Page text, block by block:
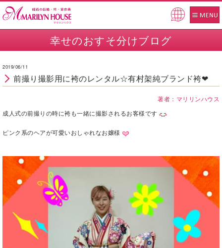
幸せのおすそ分けブログ
2019/06/11
前撮り撮影用に袴のレンタル☆有村架純ブランド袴❤
著者：マリリンハウス
成人式の前撮りの時に袴も一緒に撮影されるお客様です
ピンク系のヘアが可愛いおしゃれなお嬢様